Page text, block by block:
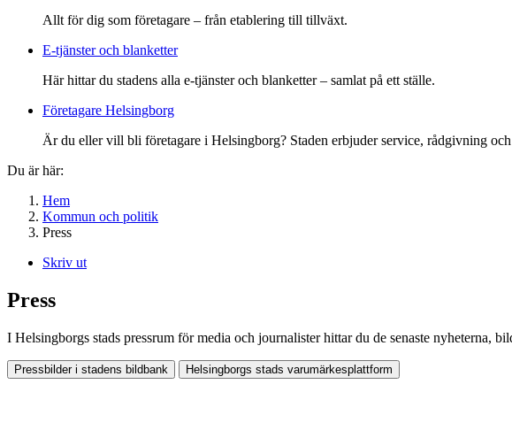
Allt för dig som företagare – från etablering till tillväxt.
E-tjänster och blanketter
Här hittar du stadens alla e-tjänster och blanketter – samlat på ett ställe.
Företagare Helsingborg
Är du eller vill bli företagare i Helsingborg? Staden erbjuder service, rådgivning
Du är här:
Hem
Kommun och politik
Press
Skriv ut
Press
I Helsingborgs stads pressrum för media och journalister hittar du de senaste nyheterna,
Pressbilder i stadens bildbank Helsingborgs stads varumärkesplattform